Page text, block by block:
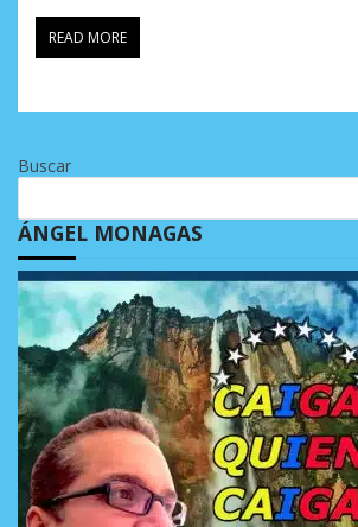
READ MORE
Buscar
ÁNGEL MONAGAS